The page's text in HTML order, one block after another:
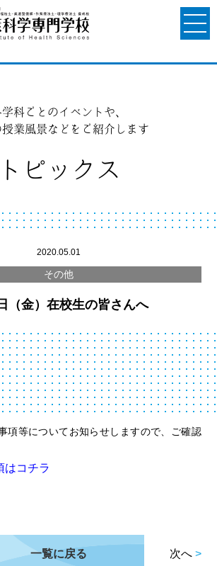
学科ごとのイベントや、
授業風景などをご紹介します
トピックス
2020.05.01
その他
（金）在校生の皆さんへ
項等についてお知らせしますので、ご確認
はコチラ
一覧に戻る 次へ>